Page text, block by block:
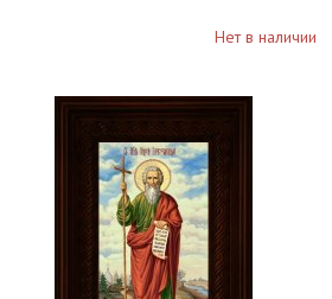
Нет в наличии